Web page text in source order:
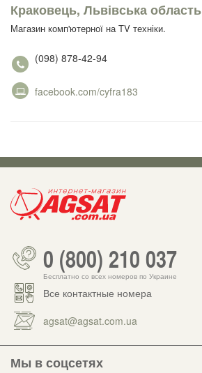
Краковець, Львівська область
Магазин комп'ютерної на TV техніки.
(098) 878-42-94
facebook.com/cyfra183
0 (800) 210 037
Бесплатно со всех номеров по Украине
Все контактные номера
agsat@agsat.com.ua
Мы в соцсетях